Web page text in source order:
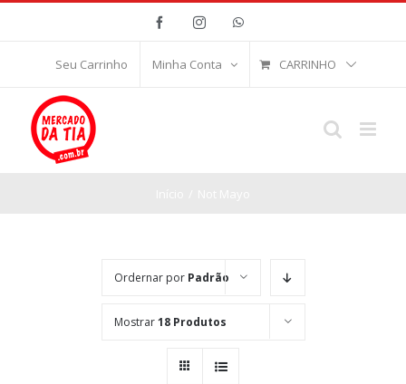
FacebookInstagramWhatsApp
Seu Carrinho Minha Conta CARRINHO
Ordernar por Padrão
Mostrar18 Produtos